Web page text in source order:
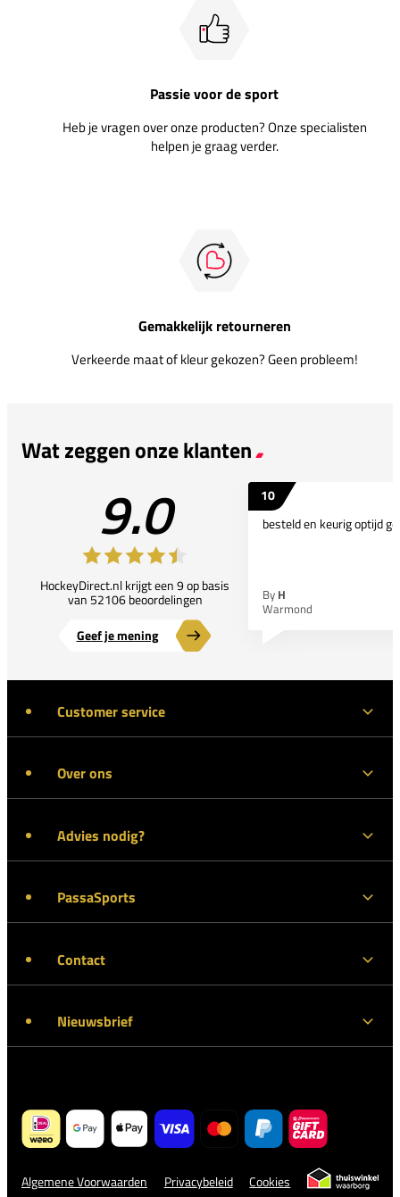
Passie voor de sport
Heb je vragen over onze producten? Onze specialisten
helpen je graag verder.
Gemakkelijk retourneren
Verkeerde maat of kleur gekozen? Geen probleem!
Wat zeggen onze klanten
9.0
HockeyDirect.nl krijgt een 9 op basis
van 52106 beoordelingen
Geef je mening
10
besteld en keurig optijd
By H
Warmond
Customer service
Over ons
Advies nodig?
PassaSports
Contact
Nieuwsbrief
Algemene Voorwaarden Privacybeleid Cookies